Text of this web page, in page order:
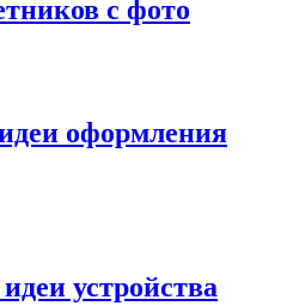
с фото
оформления
устройства